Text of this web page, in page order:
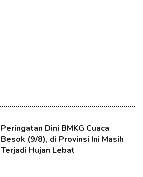
Peringatan Dini BMKG Cuaca
Besok (9/8), di Provinsi Ini Masih
Terjadi Hujan Lebat